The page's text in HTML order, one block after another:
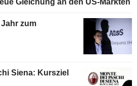
Gleichung an den US-Märkten
zum
Siena: Kursziel